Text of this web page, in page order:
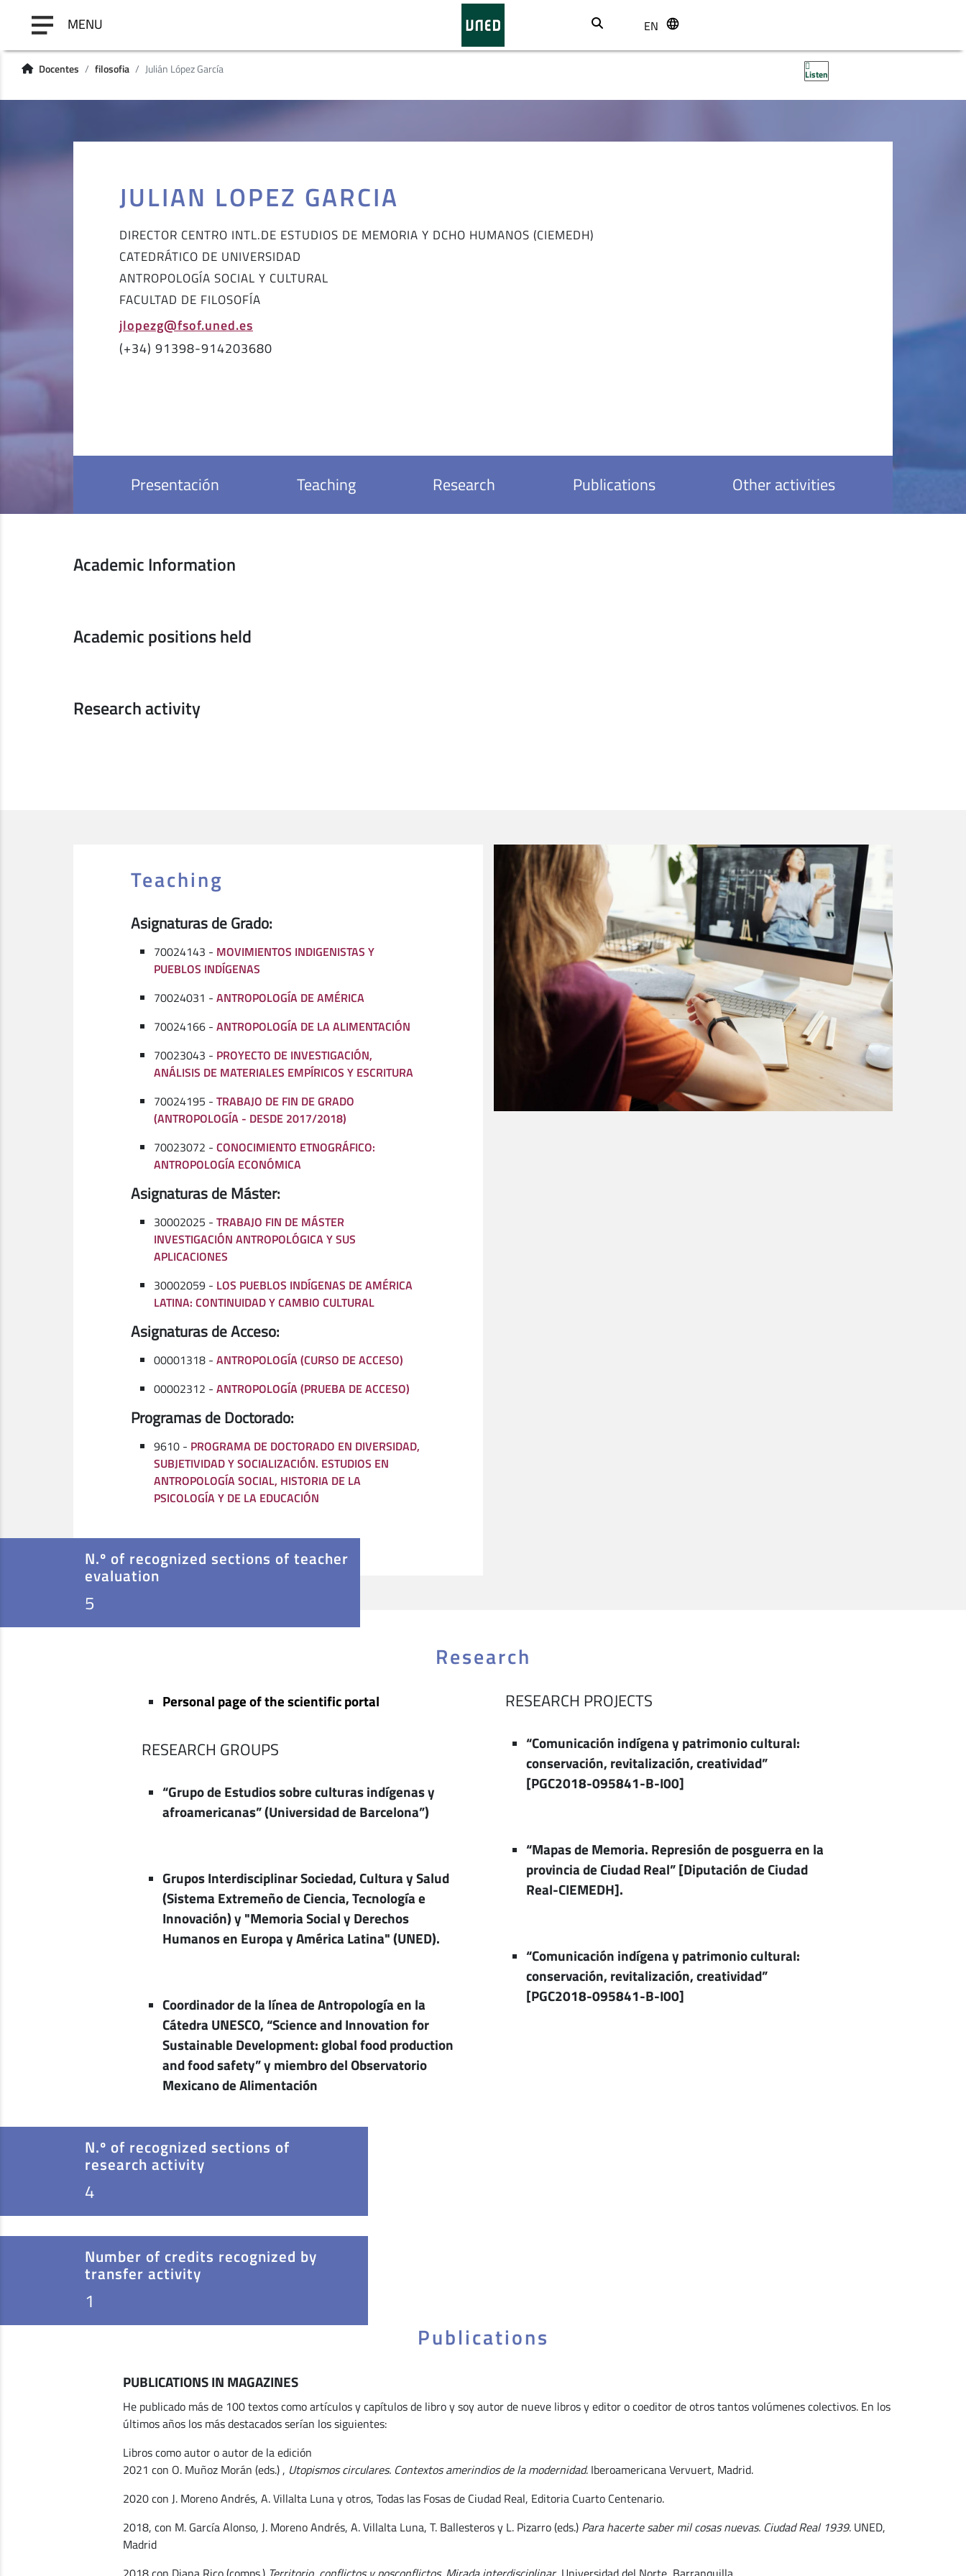
MENU BuscarEN
Docentes filosofia Julián López García Listen
Presentación Teaching Research Publications Other activities
JULIAN LOPEZ GARCIA
DIRECTOR CENTRO INTL.DE ESTUDIOS DE MEMORIA Y DCHO HUMANOS (CIEMEDH)
CATEDRÁTICO DE UNIVERSIDAD
ANTROPOLOGÍA SOCIAL Y CULTURAL
FACULTAD DE FILOSOFÍA
jlopezg@fsof.uned.es
(+34) 91398-914203680
Academic Information
Academic positions held
Research activity
Teaching
Asignaturas de Grado:
70024143 - MOVIMIENTOS INDIGENISTAS Y
PUEBLOS INDÍGENAS
70024031 - ANTROPOLOGÍA DE AMÉRICA
70024166 - ANTROPOLOGÍA DE LA ALIMENTACIÓN
70023043 - PROYECTO DE INVESTIGACIÓN,
ANÁLISIS DE MATERIALES EMPÍRICOS Y ESCRITURA
70024195 - TRABAJO DE FIN DE GRADO
(ANTROPOLOGÍA - DESDE 2017/2018)
70023072 - CONOCIMIENTO ETNOGRÁFICO:
ANTROPOLOGÍA ECONÓMICA
Asignaturas de Máster:
30002025 - TRABAJO FIN DE MÁSTER
INVESTIGACIÓN ANTROPOLÓGICA Y SUS
APLICACIONES
30002059 - LOS PUEBLOS INDÍGENAS DE AMÉRICA
LATINA: CONTINUIDAD Y CAMBIO CULTURAL
Asignaturas de Acceso:
00001318 - ANTROPOLOGÍA (CURSO DE ACCESO)
00002312 - ANTROPOLOGÍA (PRUEBA DE ACCESO)
Programas de Doctorado:
9610 - PROGRAMA DE DOCTORADO EN DIVERSIDAD,
SUBJETIVIDAD Y SOCIALIZACIÓN. ESTUDIOS EN
ANTROPOLOGÍA SOCIAL, HISTORIA DE LA
PSICOLOGÍA Y DE LA EDUCACIÓN
N.º of recognized sections of teacher
evaluation
5
Research
Personal page of the scientific portal
RESEARCH GROUPS
“Grupo de Estudios sobre culturas indígenas y
afroamericanas” (Universidad de Barcelona”)
Grupos Interdisciplinar Sociedad, Cultura y Salud
(Sistema Extremeño de Ciencia, Tecnología e
Innovación) y "Memoria Social y Derechos
Humanos en Europa y América Latina" (UNED).
Coordinador de la línea de Antropología en la
Cátedra UNESCO, “Science and Innovation for
Sustainable Development: global food production
and food safety” y miembro del Observatorio
Mexicano de Alimentación
RESEARCH PROJECTS
“Comunicación indígena y patrimonio cultural:
conservación, revitalización, creatividad”
[PGC2018-095841-B-I00]
“Mapas de Memoria. Represión de posguerra en la
provincia de Ciudad Real” [Diputación de Ciudad
Real-CIEMEDH].
“Comunicación indígena y patrimonio cultural:
conservación, revitalización, creatividad”
[PGC2018-095841-B-I00]
N.º of recognized sections of
research activity
4
Number of credits recognized by
transfer activity
1
Publications
PUBLICATIONS IN MAGAZINES
He publicado más de 100 textos como artículos y capítulos de libro y soy autor de nueve libros y editor o coeditor de otros tantos volúmenes colectivos. En los
últimos años los más destacados serían los siguientes:
Libros como autor o autor de la edición
2021 con O. Muñoz Morán (eds.) , Utopismos circulares. Contextos amerindios de la modernidad. Iberoamericana Vervuert, Madrid.
2020 con J. Moreno Andrés, A. Villalta Luna y otros, Todas las Fosas de Ciudad Real, Editoria Cuarto Centenario.
2018, con M. García Alonso, J. Moreno Andrés, A. Villalta Luna, T. Ballesteros y L. Pizarro (eds.) Para hacerte saber mil cosas nuevas. Ciudad Real 1939. UNED,
Madrid